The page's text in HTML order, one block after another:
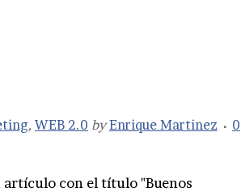
, WEB 2.0 byEnrique Martinez
0
con el título "Buenos